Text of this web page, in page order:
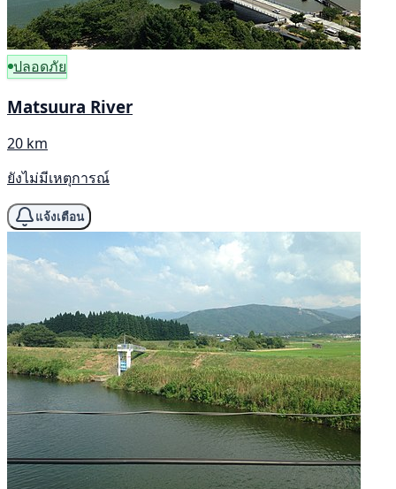
ปลอดภัย
Matsuura River
20 km
ยังไม่มีเหตุการณ์
แจ้งเตือน